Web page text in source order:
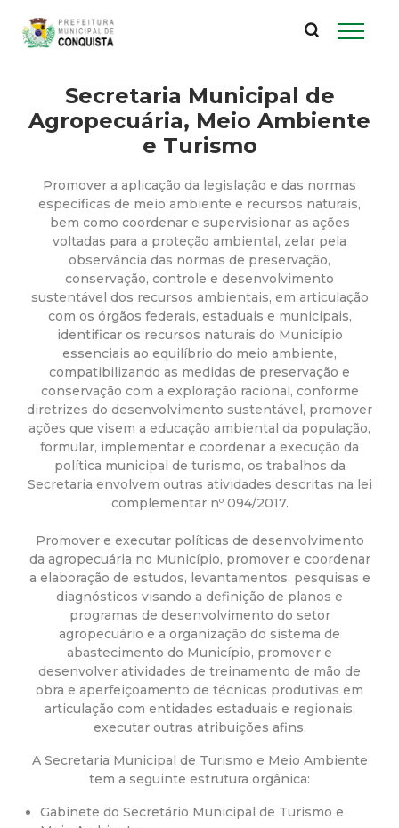
conteúdo
principal
P
e
e
u
r
a
M
u
n
i
i
p
a
Secretaria Municipal de
Agropecuária, Meio Ambiente
e Turismo
Promover a aplicação da legislação e das normas
específicas de meio ambiente e recursos naturais,
bem como coordenar e supervisionar as ações
voltadas para a proteção ambiental, zelar pela
observância das normas de preservação,
conservação, controle e desenvolvimento
sustentável dos recursos ambientais, em articulação
com os órgãos federais, estaduais e municipais,
identificar os recursos naturais do Município
essenciais ao equilíbrio do meio ambiente,
compatibilizando as medidas de preservação e
conservação com a exploração racional, conforme
diretrizes do desenvolvimento sustentável, promover
ações que visem a educação ambiental da população,
formular, implementar e coordenar a execução da
política municipal de turismo, os trabalhos da
Secretaria envolvem outras atividades descritas na lei
complementar nº 094/2017.
Promover e executar políticas de desenvolvimento
da agropecuária no Município, promover e coordenar
a elaboração de estudos, levantamentos, pesquisas e
diagnósticos visando a definição de planos e
programas de desenvolvimento do setor
agropecuário e a organização do sistema de
abastecimento do Município, promover e
desenvolver atividades de treinamento de mão de
obra e aperfeiçoamento de técnicas produtivas em
articulação com entidades estaduais e regionais,
executar outras atribuições afins.
A Secretaria Municipal de Turismo e Meio Ambiente
tem a seguinte estrutura orgânica:
Gabinete do Secretário Municipal de Turismo e